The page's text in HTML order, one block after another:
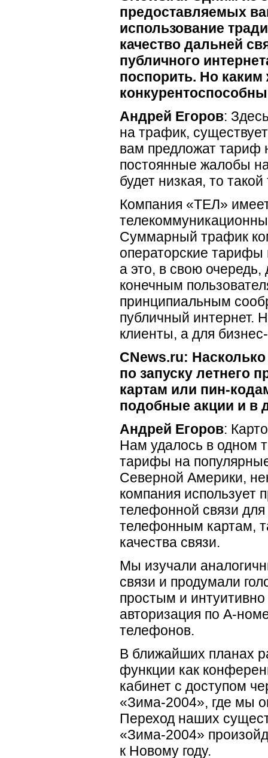
предоставляемых
использование
качество дальней
публичного
поспорить. Но каким
Андрей Егоров:
на трафик,
вам предложат тариф
постоянные жалобы
будет низкая, то
Компания «ТЕЛ»
Суммарный трафик
операторские
а это, в свою очередь,
конечным
принципиальным
публичный интернет.
клиенты, а для
CNews.ru:
по запуску летнего
картам или пин-
подобные акции и в
Андрей Егоров:
Нам удалось в одном
тарифы на
Северной Америки,
компания использует
телефонной связи
телефонным картам,
качества связи.
Мы изучали
связи и продумали
простым и
авторизация по А-
телефонов.
В ближайших планах
функции как
кабинет с доступом
«Зима-2004», где мы
Переход наших
«Зима-2004»
к Новому году.